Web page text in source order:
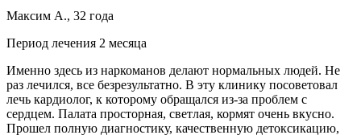
Максим А., 32 года
Период лечения 2 месяца
Именно здесь из наркоманов делают нормальных людей. Не
раз лечился, все безрезультатно. В эту клинику посоветовал
лечь кардиолог, к которому обращался из-за проблем с
сердцем. Палата просторная, светлая, кормят очень вкусно.
Прошел полную диагностику, качественную детоксикацию,